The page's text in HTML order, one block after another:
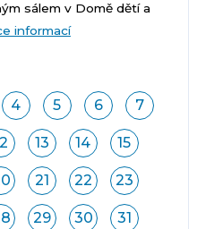
sálem v Domě dětí a
informací
4 5 6 7
13 14 15
21 22 23
29 30 31